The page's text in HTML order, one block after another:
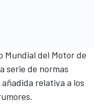
Mundial del Motor de
serie de normas
relativa a los